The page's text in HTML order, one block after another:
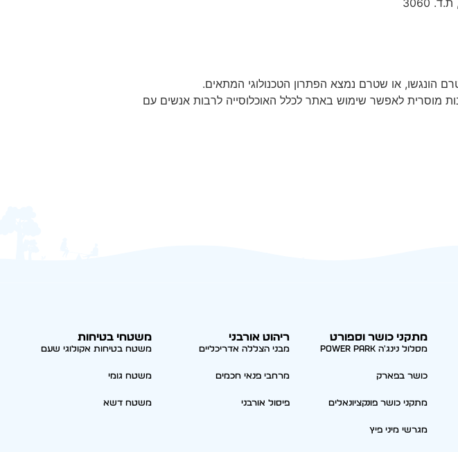
הונגשו, או שטרם נמצא הפתרון הטכנולוגי המתאים.
מוסרית לאפשר שימוש באתר לכלל האוכלוסייה לרבות אנשים עם
מתקני כושר וספורט
מסלול נינג'ה Power park
כושר בפארק
מתקני כושר פונקציונאלים
מגרשי מיני פיץ
ריהוט אורבני
מבני הצללה אדריכליים
מרחבי פנאי חכמים
פיסול אורבני
משטחי בטיחות
משטח בטיחות אקולוגי שעם
משטח גומי
משטח דשא